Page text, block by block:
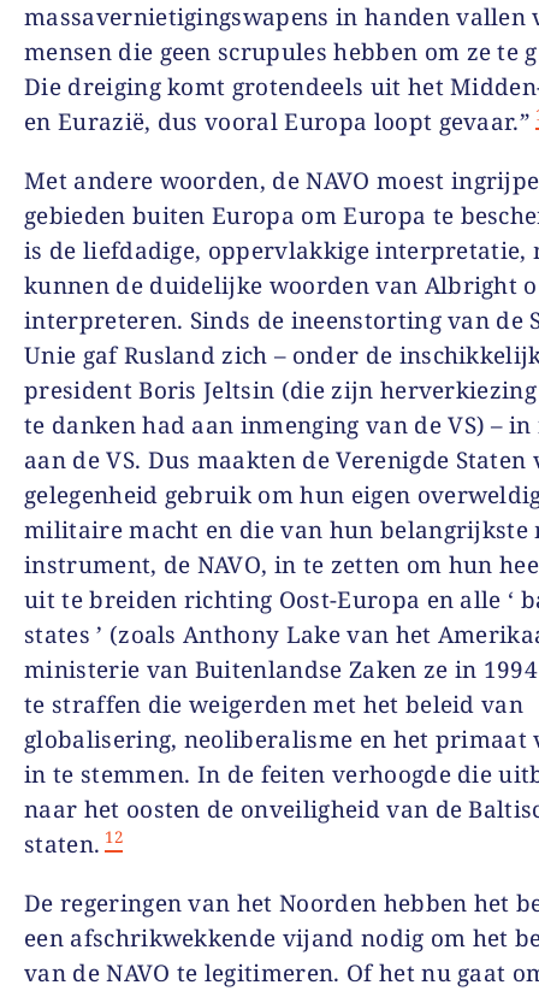
massavernietigingswapens in handen vallen
mensen die geen scrupules hebben om ze te
Die dreiging komt grotendeels uit het
en Eurazië, dus vooral Europa loopt gevaar.”
Met andere woorden, de NAVO moest
gebieden buiten Europa om Europa te
is de liefdadige, oppervlakkige interpretatie,
kunnen de duidelijke woorden van Albright
interpreteren. Sinds de ineenstorting van de
Unie gaf Rusland zich – onder de
president Boris Jeltsin (die zijn
te danken had aan inmenging van de VS) –
aan de VS. Dus maakten de Verenigde Staten
gelegenheid gebruik om hun eigen
militaire macht en die van hun belangrijkste
instrument, de NAVO, in te zetten om hun
uit te breiden richting Oost-Europa en alle ‘
states ’ (zoals Anthony Lake van het
ministerie van Buitenlandse Zaken ze in
te straffen die weigerden met het beleid van
globalisering, neoliberalisme en het primaat
in te stemmen. In de feiten verhoogde die
naar het oosten de onveiligheid van de
staten. 12
De regeringen van het Noorden hebben het
een afschrikwekkende vijand nodig om het
van de NAVO te legitimeren. Of het nu gaat